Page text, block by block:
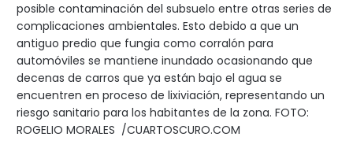
posible contaminación del subsuelo entre otras series de
complicaciones ambientales. Esto debido a que un
antiguo predio que fungia como corralón para
automóviles se mantiene inundado ocasionando que
decenas de carros que ya están bajo el agua se
encuentren en proceso de lixiviación, representando un
riesgo sanitario para los habitantes de la zona. FOTO:
ROGELIO MORALES /CUARTOSCURO.COM